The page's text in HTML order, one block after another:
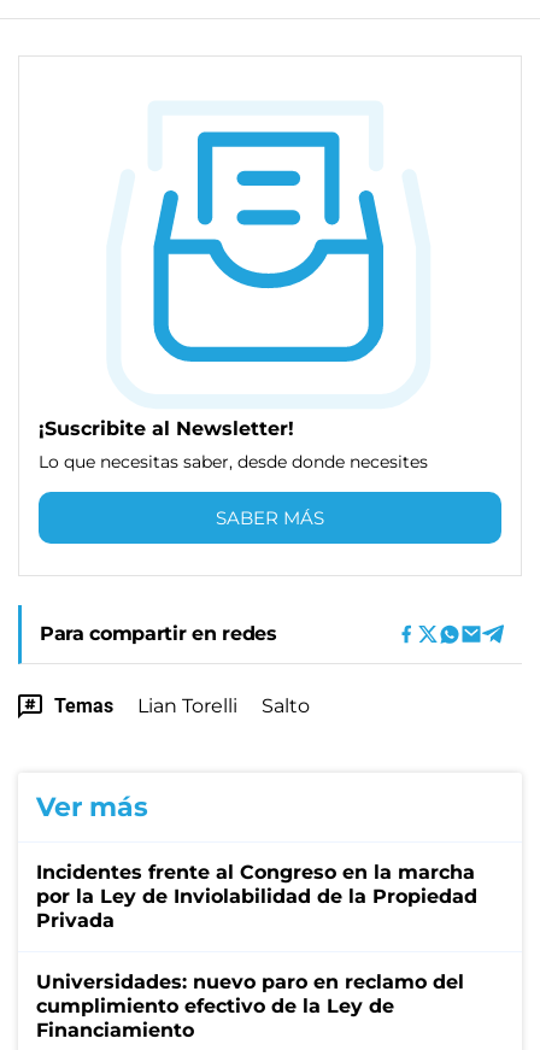
¡Suscribite al Newsletter!
Lo que necesitas saber, desde donde necesites
SABER MÁS
Para compartir en redes
Temas Lian Torelli Salto
Ver más
Incidentes frente al Congreso en la marcha
por la Ley de Inviolabilidad de la Propiedad
Privada
Universidades: nuevo paro en reclamo del
cumplimiento efectivo de la Ley de
Financiamiento